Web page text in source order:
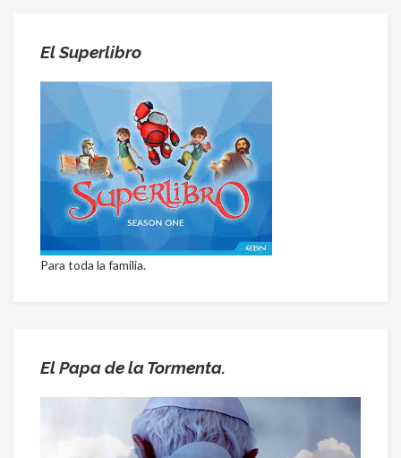
El Superlibro
Para toda la familia.
El Papa de la Tormenta.